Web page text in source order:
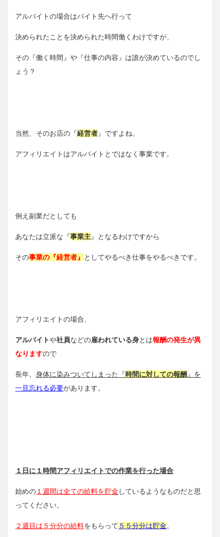
アルバイトの場合はバイト先へ行って
決められたことを決められた時間働くわけですが、
その『働く時間』や『仕事の内容』は誰が決めているのでし
ょう？
当然、そのお店の『経営者』ですよね。
アフィリエイトはアルバイトとではなく事業です。
例え副業だとしても
あなたは立派な『事業主』となるわけですから
その事業の『経営者』 としてやるべき仕事をやるべきです。
アフィリエイトの場合、
アルバイトや社員などの雇われている身とは報酬の発生が異
なりますので
長年、 身体に染みついてしまった『時間に対しての報酬』を
一旦忘れる必要があります。
１日に１時間アフィリエイトでの作業を行った場合
始めの１週間は全ての給料を貯金 しているようなものだと思
ってください。
２週目は５分分の給料をもらって ５５分分は貯金。